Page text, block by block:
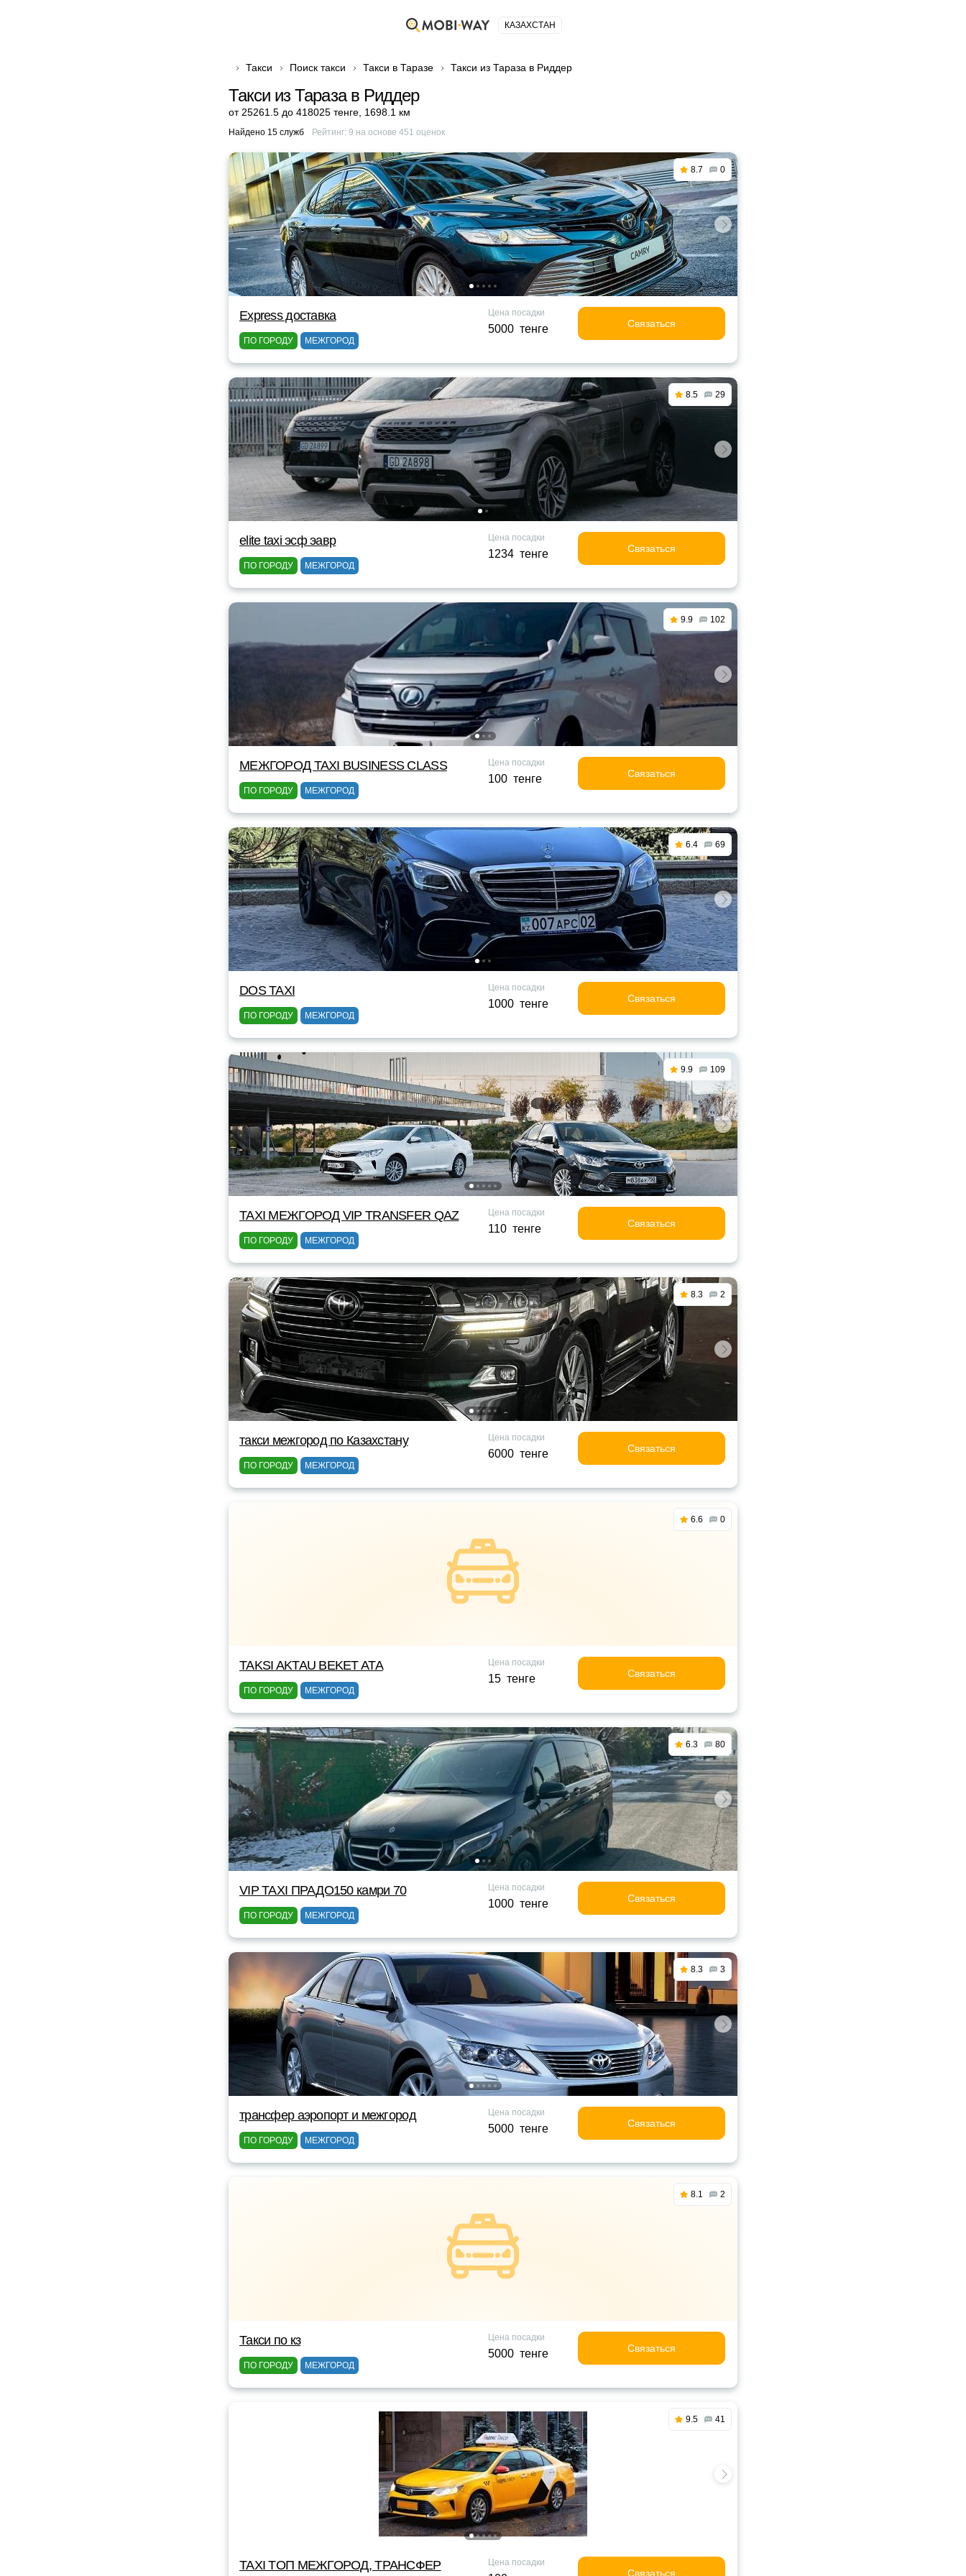
КАЗАХСТАН
Такси Поиск такси Такси в Таразе Такси из Тараза в Риддер
Такси из Тараза в Риддер
от 25261.5 до 418025 тенге 1698.1 км
Найдено 15 служб Рейтинг: 9 на основе 451 оценок
8.7 0
Express доставка
ПО ГОРОДУ МЕЖГОРОД
Цена посадки
5000 тенге Связаться
8.5 29
elite taxi эсф эавр
ПО ГОРОДУ МЕЖГОРОД
Цена посадки
1234 тенге Связаться
9.9 102
МЕЖГОРОД TAXI BUSINESS CLASS
ПО ГОРОДУ МЕЖГОРОД
Цена посадки
100 тенге Связаться
6.4 69
DOS TAXI
ПО ГОРОДУ МЕЖГОРОД
Цена посадки
1000 тенге Связаться
9.9 109
TAXI МЕЖГОРОД VIP TRANSFER QАZ
ПО ГОРОДУ МЕЖГОРОД
Цена посадки
110 тенге Связаться
8.3 2
такси межгород по Казахстану
ПО ГОРОДУ МЕЖГОРОД
Цена посадки
6000 тенге Связаться
6.6 0
TAKSI AKTAU BEKET ATA
ПО ГОРОДУ МЕЖГОРОД
Цена посадки
15 тенге Связаться
6.3 80
VIP TAXI ПРАДО150 камри 70
ПО ГОРОДУ МЕЖГОРОД
Цена посадки
1000 тенге Связаться
8.3 3
трансфер аэропорт и межгород
ПО ГОРОДУ МЕЖГОРОД
Цена посадки
5000 тенге Связаться
8.1 2
Такси по кз
ПО ГОРОДУ МЕЖГОРОД
Цена посадки
5000 тенге Связаться
9.5 41
TAXI TOП МЕЖГОРОД, ТРАНСФЕР Цена посадки
Связаться